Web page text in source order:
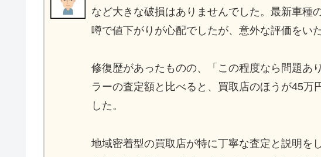
など大きな破損はありませんでした。最新車種
噂で値下がりが心配でしたが、意外な評価をい
修復歴があったものの、「この程度なら問題あ
ラーの査定額と比べると、買取店のほうが45万
した。
地域密着型の買取店が特に丁寧な査定と説明を